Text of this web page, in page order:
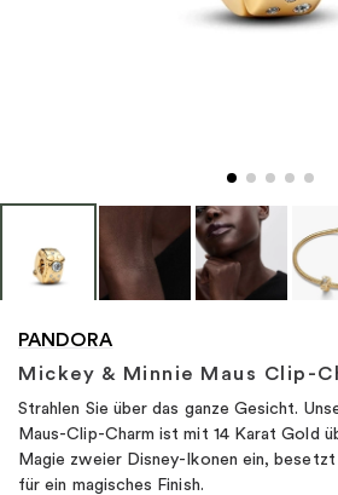
PANDORA
Mickey & Minnie Maus Clip-
Strahlen Sie über das ganze Gesicht.
Maus-Clip-Charm ist mit 14 Karat Gold
Magie zweier Disney-Ikonen ein,
für ein magisches Finish.